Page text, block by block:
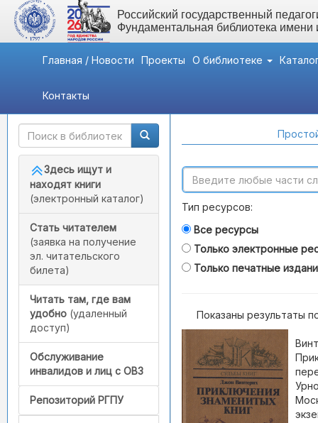
Российский государственный
Фундаментальная библиотека
Главная / Новости Проекты О библиотеке
Контакты
Быстрый доступ
Здесь ищут и
находят книги
(электронный каталог)
Стать читателем
(заявка на получение
эл. читательского
билета)
Читать там, где вам
удобно (удаленный
доступ)
Обслуживание
инвалидов и лиц с ОВЗ
Репозиторий РГПУ
Тип ресурсов:
Все ресурсы
Только электронные
Только печатные
Показаны результаты